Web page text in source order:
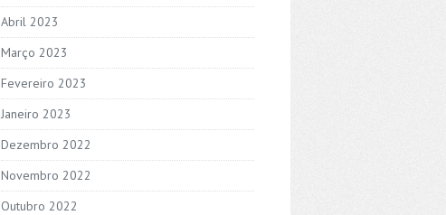
Abril 2023
Março 2023
Fevereiro 2023
Janeiro 2023
Dezembro 2022
Novembro 2022
Outubro 2022